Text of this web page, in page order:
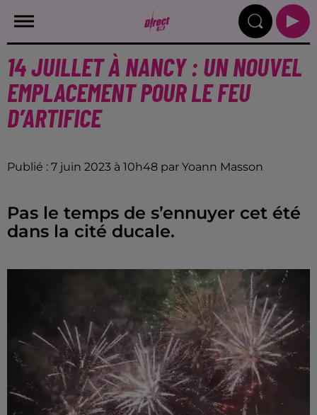
14 JUILLET À NANCY : UN NOUVEL
EMPLACEMENT POUR LE FEU
D’ARTIFICE
Publié : 7 juin 2023 à 10h48 par Yoann Masson
Pas le temps de s’ennuyer cet été
dans la cité ducale.